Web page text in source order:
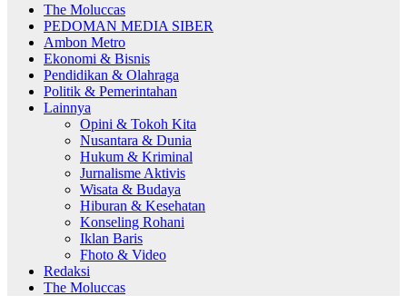
The Moluccas
PEDOMAN MEDIA SIBER
Ambon Metro
Ekonomi & Bisnis
Pendidikan & Olahraga
Politik & Pemerintahan
Lainnya
Opini & Tokoh Kita
Nusantara & Dunia
Hukum & Kriminal
Jurnalisme Aktivis
Wisata & Budaya
Hiburan & Kesehatan
Konseling Rohani
Iklan Baris
Fhoto & Video
Redaksi
The Moluccas